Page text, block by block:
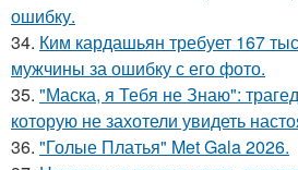
ошибку.
34. Ким кардашьян требует 167
мужчины за ошибку с его фото.
35. "Маска, я Тебя не Знаю":
которую не захотели увидеть
36. "Голые Платья" Met Gala 2026.